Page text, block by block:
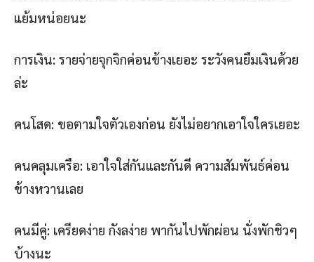
แย้มหน่อยนะ
การเงิน: รายจ่ายจุกจิกค่อนข้างเยอะ ระวังคนยืมเงินด้วย
ล่ะ
คนโสด: ขอตามใจตัวเองก่อน ยังไม่อยากเอาใจใครเยอะ
คนคลุมเครือ: เอาใจใส่กันและกันดี ความสัมพันธ์ค่อน
ข้างหวานเลย
คนมีคู่: เครียดง่าย กังลง่าย พากันไปพักผ่อน นั่งพักชิวๆ
บ้างนะ